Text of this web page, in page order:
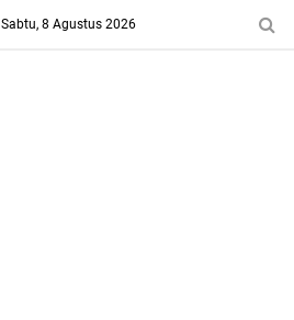
Sabtu, 8 Agustus 2026